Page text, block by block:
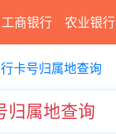
工商银行 农业银行
卡号归属地查询
归属地查询